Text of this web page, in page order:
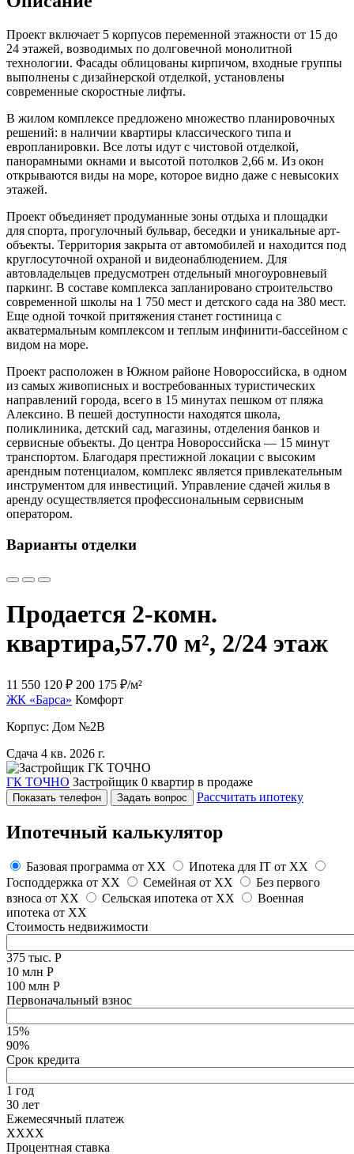
Проект включает 5 корпусов переменной этажности от 15 до
24 этажей, возводимых по долговечной монолитной
технологии. Фасады облицованы кирпичом, входные группы
выполнены с дизайнерской отделкой, установлены
современные скоростные лифты.
В жилом комплексе предложено множество планировочных
решений: в наличии квартиры классического типа и
европланировки. Все лоты идут с чистовой отделкой,
панорамными окнами и высотой потолков 2,66 м. Из окон
открываются виды на море, которое видно даже с невысоких
этажей.
Проект объединяет продуманные зоны отдыха и площадки
для спорта, прогулочный бульвар, беседки и уникальные арт-
объекты. Территория закрыта от автомобилей и находится под
круглосуточной охраной и видеонаблюдением. Для
автовладельцев предусмотрен отдельный многоуровневый
паркинг. В составе комплекса запланировано строительство
современной школы на 1 750 мест и детского сада на 380 мест.
Еще одной точкой притяжения станет гостиница с
акватермальным комплексом и теплым инфинити-бассейном с
видом на море.
Проект расположен в Южном районе Новороссийска, в одном
из самых живописных и востребованных туристических
направлений города, всего в 15 минутах пешком от пляжа
Алексино. В пешей доступности находятся школа,
поликлиника, детский сад, магазины, отделения банков и
сервисные объекты. До центра Новороссийска — 15 минут
транспортом. Благодаря престижной локации с высоким
арендным потенциалом, комплекс является привлекательным
инструментом для инвестиций. Управление сдачей жилья в
аренду осуществляется профессиональным сервисным
оператором.
Варианты отделки
Продается 2-комн.
квартира,57.70 м², 2/24 этаж
11 550 120 ₽ 200 175 ₽/м²
ЖК «Барса» Комфорт
Корпус: Дом №2В
Сдача 4 кв. 2026 г.
ГК ТОЧНО Застройщик 0 квартир в продаже
Показать телефон Задать вопрос Рассчитать ипотеку
Ипотечный калькулятор
Базовая программа от XX Ипотека для IT от XX
Господдержка от XX Семейная от XX
Без первого
взноса от XX Сельская ипотека от XX
Военная
ипотека от XX
Стоимость недвижимости
375 тыс. Р
10 млн Р
100 млн Р
Первоначальный взнос
15%
90%
Срок кредита
1 год
30 лет
Ежемесячный платеж
XXXX
Процентная ставка